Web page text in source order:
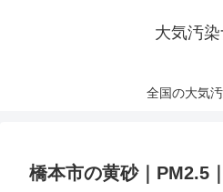
大気汚
全国の大気
橋本市の黄砂｜PM2.5